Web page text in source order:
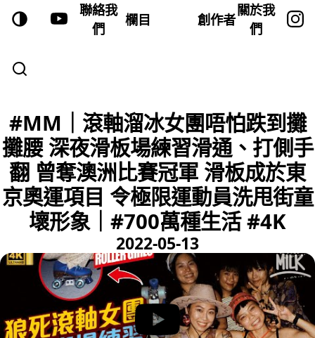
聯絡我
們
欄目 創作者
關於我
們
#MM｜滾軸溜冰女團唔怕跌到攤
攤腰 深夜滑板場練習滑通、打側手
翻 曾奪澳洲比賽冠軍 滑板成於東
京奧運項目 令極限運動員洗甩街童
壞形象｜#700萬種生活 #4K
2022-05-13